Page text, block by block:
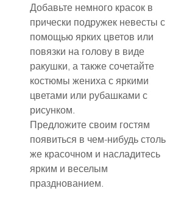
Добавьте немного красок в
прически подружек невесты с
помощью ярких цветов или
повязки на голову в виде
ракушки, а также сочетайте
костюмы жениха с яркими
цветами или рубашками с
рисунком.
Предложите своим гостям
появиться в чем-нибудь столь
же красочном и насладитесь
ярким и веселым
празднованием.